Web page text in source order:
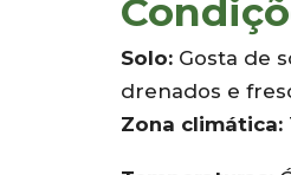
Solo: Gosta de
drenados e
Zona climática: